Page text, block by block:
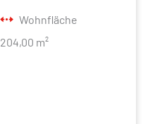
Wohnfläche
204,00 m²